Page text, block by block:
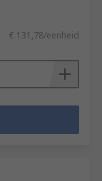
€ 131,78/eenheid